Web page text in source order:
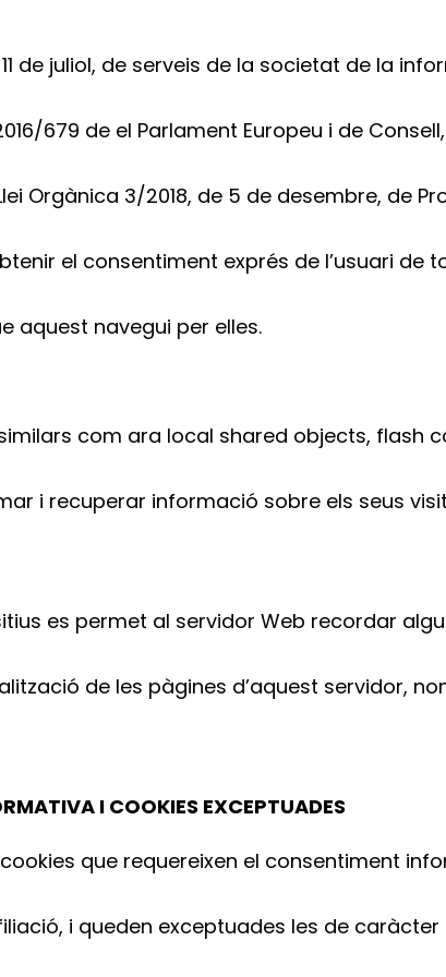
de juliol, de serveis de la societat de la
679 de el Parlament Europeu i de
Orgànica 3/2018, de 5 de desembre, de
el consentiment exprés de l’usuari de
aquest navegui per elles.
com ara local shared objects, flash
i recuperar informació sobre els seus
es permet al servidor Web recordar
de les pàgines d’aquest servidor,
I COOKIES EXCEPTUADES
que requereixen el consentiment
i queden exceptuades les de